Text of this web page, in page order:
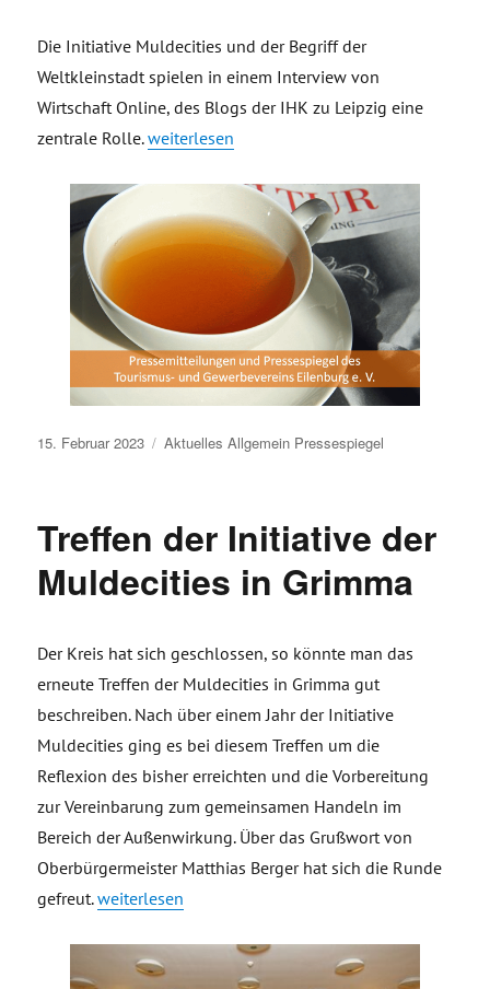
Die Initiative Muldecities und der Begriff der
Weltkleinstadt spielen in einem Interview von
Wirtschaft Online, des Blogs der IHK zu Leipzig eine
zentrale Rolle.„Muldecities und Weltkleinstadt – Wirtschaft
weiterlesen
Veröffentlicht
15. Februar 2023 Aktuelles Allgemein Pressespiegel
Treffen der Initiative der
Muldecities in Grimma
Der Kreis hat sich geschlossen, so könnte man das
erneute Treffen der Muldecities in Grimma gut
beschreiben. Nach über einem Jahr der Initiative
Muldecities ging es bei diesem Treffen um die
Reflexion des bisher erreichten und die Vorbereitung
zur Vereinbarung zum gemeinsamen Handeln im
Bereich der Außenwirkung. Über das Grußwort von
Oberbürgermeister Matthias Berger hat sich die Runde
gefreut.„Treffen der Initiative der Muldecities in Grimma“
weiterlesen